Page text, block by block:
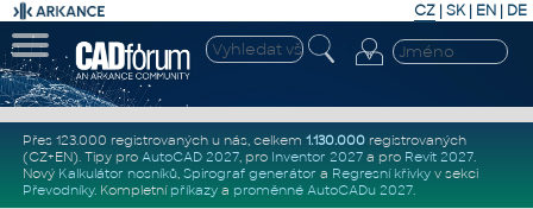
CZ | SK| EN | DE
Přes 123.000 registrovaných u nás, celkem 1.130.000registrovaných
(CZ+EN). Tipy pro AutoCAD 2027, pro Inventor 2027a pro Revit 2027.
Nový Kalkulátor nosníků, Spirograf generátor a Regresní křivkyv sekci
Převodníky. Kompletní příkazya proměnné AutoCADu 2027.